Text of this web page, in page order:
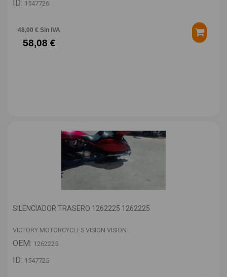
ID: 1547726
48,00 € Sin IVA
58,08 €
SILENCIADOR TRASERO 1262225 1262225
VICTORY MOTORCYCLES VISION VISION
OEM: 1262225
ID: 1547725